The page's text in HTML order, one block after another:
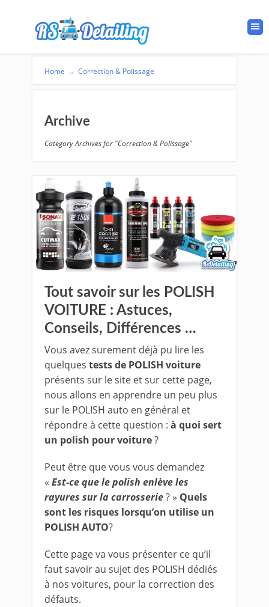
Home → Correction & Polissage
Archive
Category Archives for "Correction & Polissage"
Tout savoir sur les POLISH
VOITURE : Astuces,
Conseils, Différences …
Vous avez surement déjà pu lire les
quelques tests de POLISH voiture
présents sur le site et sur cette page,
nous allons en apprendre un peu plus
sur le POLISH auto en général et
répondre à cette question : à quoi sert
un polish pour voiture?
Peut être que vous vous demandez
« Est-ce que le polish enlève les
rayures sur la carrosserie? » Quels
sont les risques lorsqu’on utilise un
POLISH AUTO?
Cette page va vous présenter ce qu’il
faut savoir au sujet des POLISH dédiés
à nos voitures, pour la correction des
défauts.